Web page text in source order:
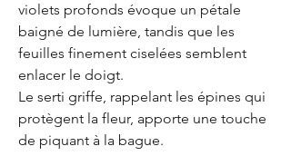
violets profonds évoque un pétale
baigné de lumière, tandis que les
feuilles finement ciselées semblent
enlacer le doigt.
Le serti griffe, rappelant les épines qui
protègent la fleur, apporte une touche
de piquant à la bague.